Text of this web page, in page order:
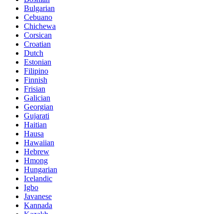
Bulgarian
Cebuano
Chichewa
Corsican
Croatian
Dutch
Estonian
Filipino
Finnish
Frisian
Galician
Georgian
Gujarati
Haitian
Hausa
Hawaiian
Hebrew
Hmong
Hungarian
Icelandic
Igbo
Javanese
Kannada